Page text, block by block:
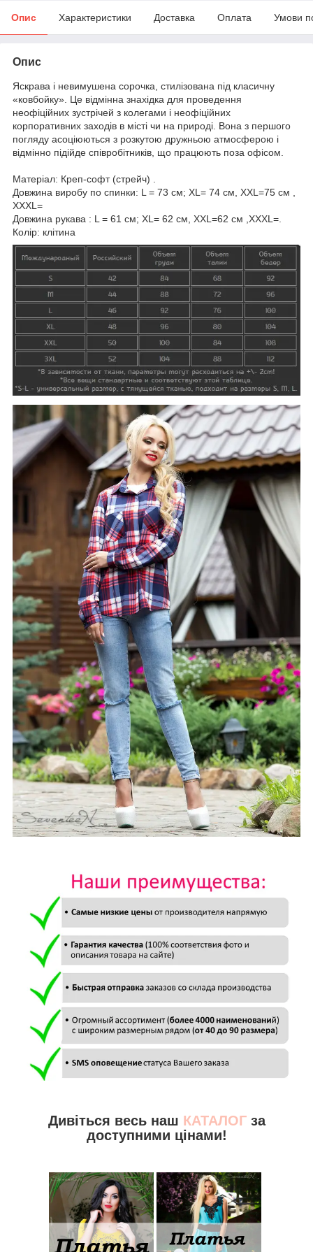
Опис Характеристики Доставка Оплата Умови
Опис
Яскрава і невимушена сорочка, стилізована під класичну
«ковбойку». Це відмінна знахідка для проведення
неофіційних зустрічей з колегами і неофіційних
корпоративних заходів в місті чи на природі. Вона з першого
погляду асоціюються з розкутою дружньою атмосферою і
відмінно підійде співробітників, що працюють поза офісом.
Матеріал: Креп-софт (стрейч) .
Довжина виробу по спинки: L = 73 см; XL= 74 см, XXL=75 см ,
XXXL=
Довжина рукава : L = 61 см; XL= 62 см, XXL=62 см ,XXXL=.
Колір: клітина
Дивіться весь наш КАТАЛОГза
доступними цінами!